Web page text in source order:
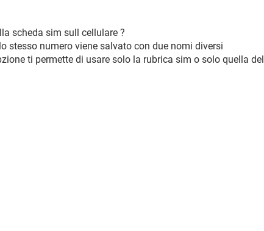
scheda sim sull cellulare ?
stesso numero viene salvato con due nomi diversi
ti permette di usare solo la rubrica sim o solo quella del